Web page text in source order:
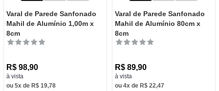
Varal de Parede Sanfonado
Mahil de Alumínio 1,00m x
8cm
R$ 98,90
à vista
ou 5x de R$ 19,78
Varal de Parede Sanfonado
Mahil de Alumínio 80cm x
8cm
R$ 89,90
à vista
ou 4x de R$ 22,47